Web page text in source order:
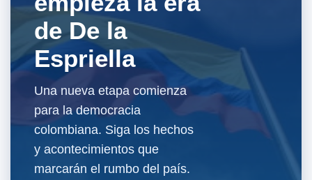
de De la
Espriella
Una nueva etapa comienza
para la democracia
colombiana. Siga los hechos
y acontecimientos que
marcarán el rumbo del país.